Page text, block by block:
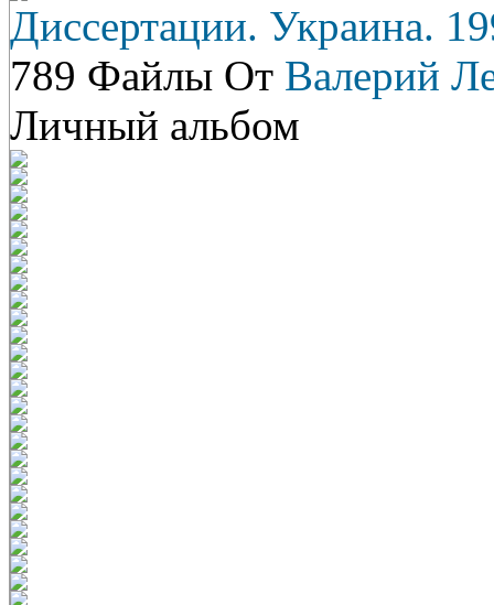
Диссертации. Украина.
789 Файлы От Валерий
Личный альбом